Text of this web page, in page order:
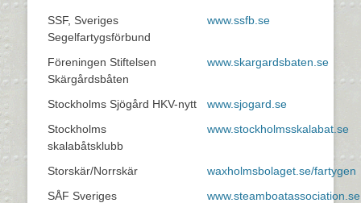
SSF, Sveriges
Segelfartygsförbund
www.ssfb.se
Föreningen Stiftelsen
Skärgårdsbåten
www.skargardsbaten.se
Stockholms Sjögård HKV-nytt
www.sjogard.se
Stockholms
skalabåtsklubb
www.stockholmsskalabat.se
Storskär/Norrskär
waxholmsbolaget.se/fartygen
SÅF Sveriges
www.steamboatassociation.se